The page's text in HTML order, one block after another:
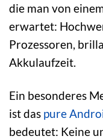
die man von
erwartet:
Prozessoren,
Akkulaufzeit.
Ein besonderes
ist das pure
bedeutet: Keine